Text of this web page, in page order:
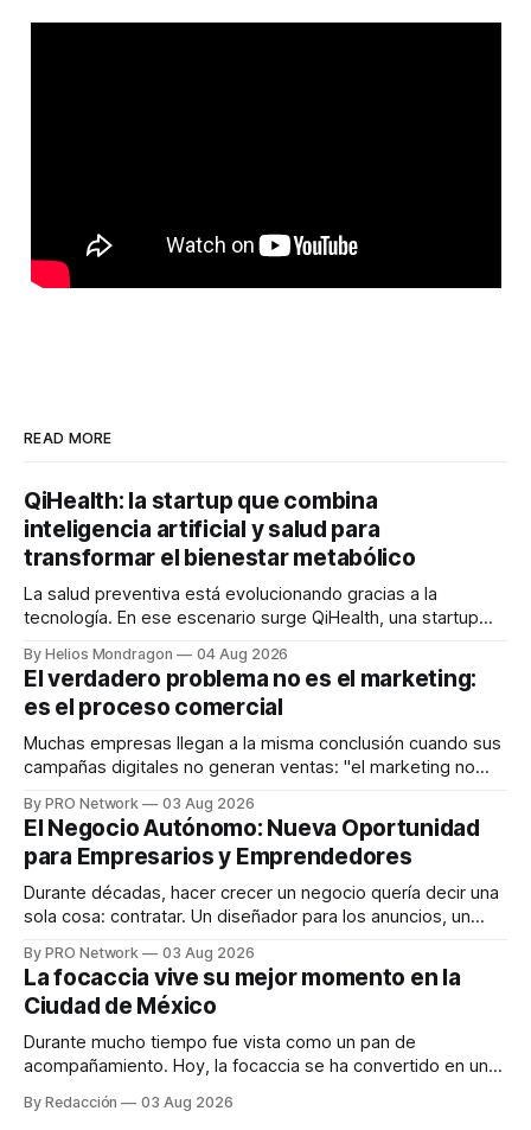
READ MORE
QiHealth: la startup que combina
inteligencia artificial y salud para
transformar el bienestar metabólico
La salud preventiva está evolucionando gracias a la
tecnología. En ese escenario surge QiHealth, una startup
dispositivos inteligentes, inteligencia artificial y monitoreo
en tiempo real para ayudar a las personas a tomar mejores
decisiones sobre su salud metabólica. Su propuesta busca
responder
By Helios Mondragon 04 Aug 2026
El verdadero problema no es el marketing:
es el proceso comercial
Muchas empresas llegan a la misma conclusión cuando sus
campañas digitales no generan ventas: "el marketing no
INTERIUS, el problema suele estar en otro lugar. Durante
una entrevista para el podcast SER PRO, el especialista en
marketing digital explicó que
By PRO Network 03 Aug 2026
El Negocio Autónomo: Nueva Oportunidad
para Empresarios y Emprendedores
Durante décadas, hacer crecer un negocio quería decir una
sola cosa: contratar. Un diseñador para los anuncios, un
para los textos, alguien que supiera de publicidad digital
para encontrar prospectos, un vendedor para atender
llamadas y mensajes, y —con suerte— una persona
By PRO Network 03 Aug 2026
La focaccia vive su mejor momento en la
Ciudad de México
Durante mucho tiempo fue vista como un pan de
acompañamiento. Hoy, la focaccia se ha convertido en uno
artesanal, ingredientes de calidad y experiencias que
By Redacción 03 Aug 2026